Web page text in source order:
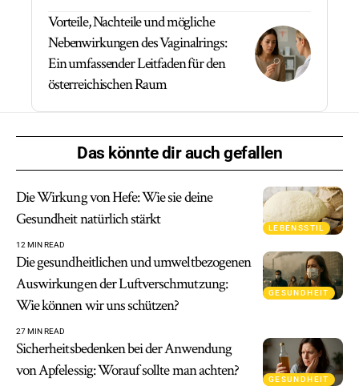
Vorteile, Nachteile und mögliche
Nebenwirkungen des Vaginalrings:
Ein umfassender Leitfaden für den
österreichischen Raum
Das könnte dir auch gefallen
LEBENSSTIL
Die Wirkung von Hefe: Wie sie deine
Gesundheit natürlich stärkt
12 MIN READ
GESUNDHEIT
Die gesundheitlichen und umweltbezogenen
Auswirkungen der Luftverschmutzung:
Wie können wir uns schützen?
27 MIN READ
GESUNDHEIT
Sicherheitsbedenken bei der Anwendung
von Apfelessig: Worauf sollte man achten?